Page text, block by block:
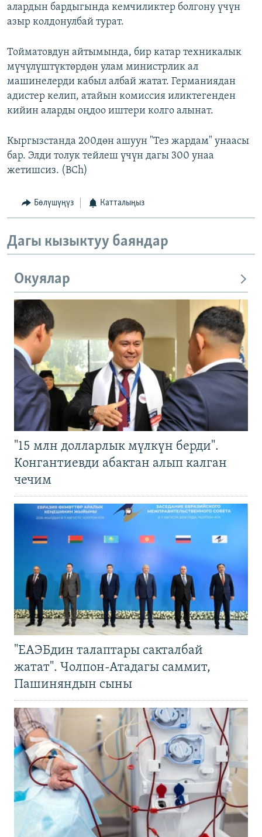
алардын бардыгында кемчиликтер болгону үчүн
азыр колдонулбай турат.
Тойматовдун айтымында, бир катар техникалык
мүчүлүштүктөрдөн улам министрлик ал
машинелерди кабыл албай жатат. Германиядан
адистер келип, атайын комиссия иликтегенден
кийин аларды оңдоо иштери колго алынат.
Кыргызстанда 200дөн ашуун "Тез жардам" унаасы
бар. Элди толук тейлеш үчүн дагы 300 унаа
жетишсиз. (BCh)
Бөлүшүңүз Катталыңыз
Дагы кызыктуу баяндар
Окуялар
"15 млн долларлык мүлкүн берди".
Конгантиевди абактан алып калган
чечим
"ЕАЭБдин талаптары сакталбай
жатат". Чолпон-Атадагы саммит,
Пашиняндын сыны